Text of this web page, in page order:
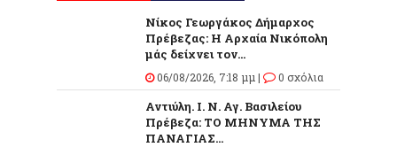
Νίκος Γεωργάκος Δήμαρχος
Πρέβεζας: Η Αρχαία Νικόπολη
μάς δείχνει τον...
06/08/2026, 7:18 μμ | 0 σχόλια
Αντιύλη. Ι. Ν. Αγ. Βασιλείου
Πρέβεζα: ΤΟ ΜΗΝΥΜΑ ΤΗΣ
ΠΑΝΑΓΙΑΣ...